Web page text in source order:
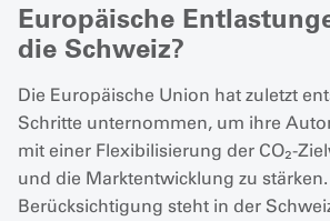
Europäische
die Schweiz?
Die Europäische Union hat zuletzt
Schritte unternommen, um ihre
mit einer Flexibilisierung der CO₂-
und die Marktentwicklung zu stärken.
Berücksichtigung steht in der